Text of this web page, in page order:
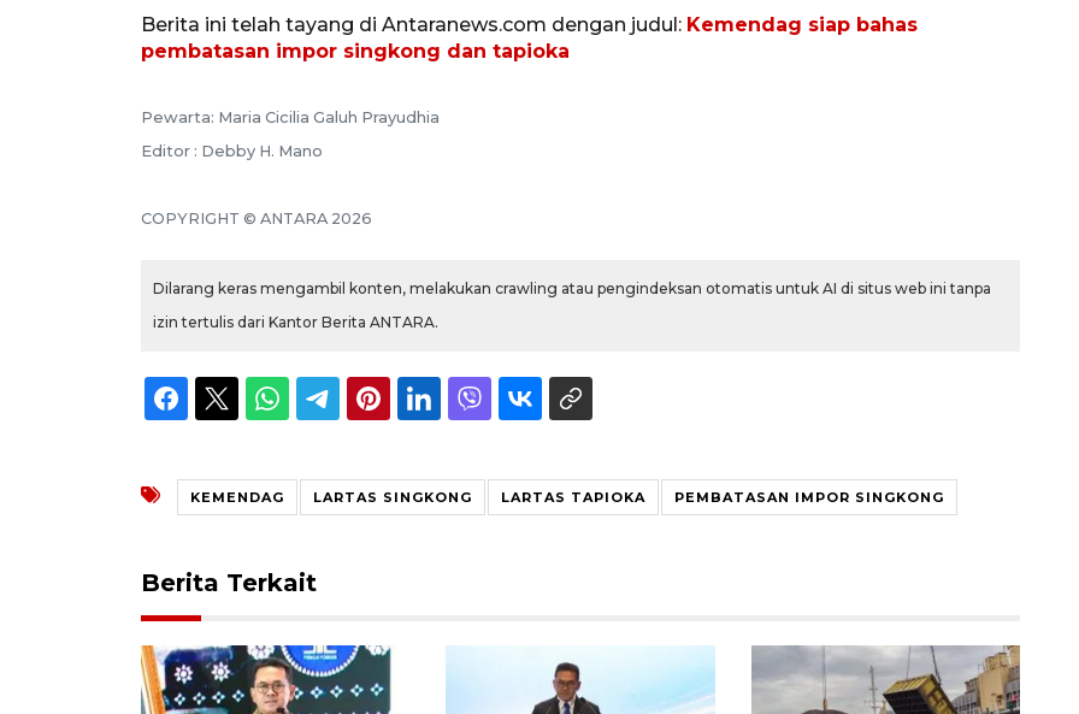
Berita ini telah tayang di Antaranews.com dengan judul: Kemendag siap bahas
pembatasan impor singkong dan tapioka
Pewarta: Maria Cicilia Galuh Prayudhia
Editor : Debby H. Mano
COPYRIGHT © ANTARA 2026
Dilarang keras mengambil konten, melakukan crawling atau pengindeksan otomatis untuk AI di situs web ini tanpa
izin tertulis dari Kantor Berita ANTARA.
KEMENDAG LARTAS SINGKONG LARTAS TAPIOKA PEMBATASAN IMPOR SINGKONG
Berita Terkait